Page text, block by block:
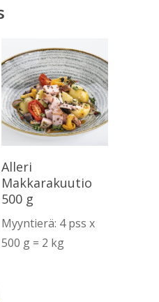
Alleri
Makkarakuutio
500 g
Myyntierä: 4 pss x
500 g = 2 kg